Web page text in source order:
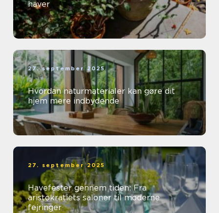
haver
27. september 2025
Hvordan naturmaterialer kan gøre dit
hjem mere indbydende
27. september 2025
Havefester gennem tiden: Fra
aristokratiets saloner til moderne
fejringer